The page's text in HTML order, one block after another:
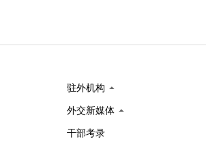
驻外机构
外交新媒体
干部考录